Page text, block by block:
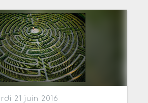
21 juin 2016